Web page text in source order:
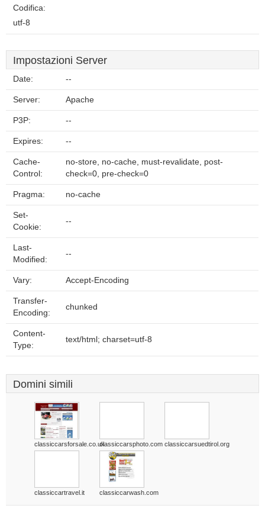
Codifica:
utf-8
Impostazioni Server
Date: --
Server: Apache
P3P: --
Expires: --
Cache-
Control:
no-store, no-cache, must-revalidate, post-
check=0, pre-check=0
Pragma: no-cache
Set-
Cookie:
--
Last-
Modified:
--
Vary: Accept-Encoding
Transfer-
Encoding:
chunked
Content-
Type:
text/html; charset=utf-8
Domini simili
classiccarsforsale.co.ukclassiccarsphoto.com classiccarsuedtirol.org
classiccartravel.it classiccarwash.com